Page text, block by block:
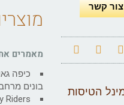
צור קשר
הטיסות
מאמרים
כיפה
בונים